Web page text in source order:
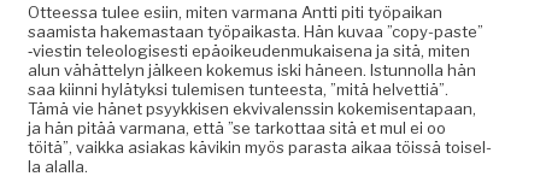
Otteessa tulee esi­in, miten var­mana Antti piti työ­paikan
saamista hake­mas­taan työ­paikas­ta. Hän kuvaa ”copy-paste”
‑viestin tele­ol­o­gis­es­ti epäoikeu­den­mukaise­na ja sitä, miten
alun vähät­te­lyn jäl­keen koke­mus iski häneen. Istun­nol­la hän
saa kiin­ni hylä­tyk­si tulemisen tun­teesta, ”mitä hel­vettiä”.
Tämä vie hänet psyykkisen ekvi­valenssin kokemisen­ta­paan,
ja hän pitää var­mana, että ”se tarkot­taa sitä et mul ei oo
töitä”, vaik­ka asi­akas kävikin myös paras­ta aikaa töis­sä toisel­
la alalla.